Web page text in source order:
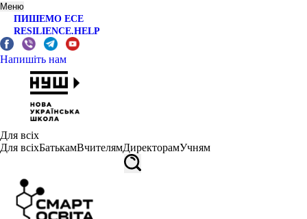
Меню
ПИШЕМО ЕСЕ
RESILIENCE.HELP
Напишіть нам
Для всіх
Для всіхБатькамВчителямДиректорамУчням